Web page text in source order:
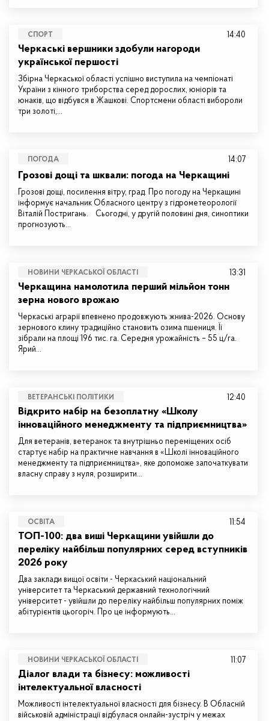
СПОРТ
Черкаські вершники здобули нагороди
української першості
Збірна Черкаської області успішно виступила на чемпіонаті
України з кінного триборства серед дорослих, юніорів та
юнаків, що відбувся в Жашкові. Спортсмени області вибороли
три золоті,…
14:40
ПОГОДА
Грозові дощі та шквали: погода на Черкащині
Грозові дощі, посилення вітру, град. Про погоду на Черкащині
інформує начальник Обласного центру з гідрометеорології
Віталій Постригань. Сьогодні, у другій половині дня, синоптики
прогнозують…
14:07
НОВИНИ ЧЕРКАСЬКОЇ ОБЛАСТІ
Черкащина намолотила перший мільйон тонн
зерна нового врожаю
Черкаські аграрії впевнено продовжують жнива-2026. Основу
зернового клину традиційно становить озима пшениця. Її
зібрали на площі 196 тис. га. Середня урожайність – 55 ц/га.
Ярий…
13:31
ВЕТЕРАНСЬКІ ПОЛІТИКИ
Відкрито набір на безоплатну «Школу
інноваційного менеджменту та підприємництва»
Для ветеранів, ветеранок та внутрішньо переміщених осіб
стартує набір на практичне навчання в «Школі інноваційного
менеджменту та підприємництва», яке допоможе започаткувати
власну справу з нуля, розширити…
12:40
ОСВІТА
ТОП-100: два виші Черкащини увійшли до
переліку найбільш популярних серед вступників
2026 року
Два заклади вищої освіти - Черкаський національний
університет та Черкаський державний технологічний
університет - увійшли до переліку найбільш популярних поміж
абітурієнтів цьогоріч. Про це інформують…
11:54
НОВИНИ ЧЕРКАСЬКОЇ ОБЛАСТІ
Діалог влади та бізнесу: можливості
інтелектуальної власності
Можливості інтелектуальної власності для бізнесу. В Обласній
військовій адміністрації відбулася онлайн-зустріч у межах
11:07